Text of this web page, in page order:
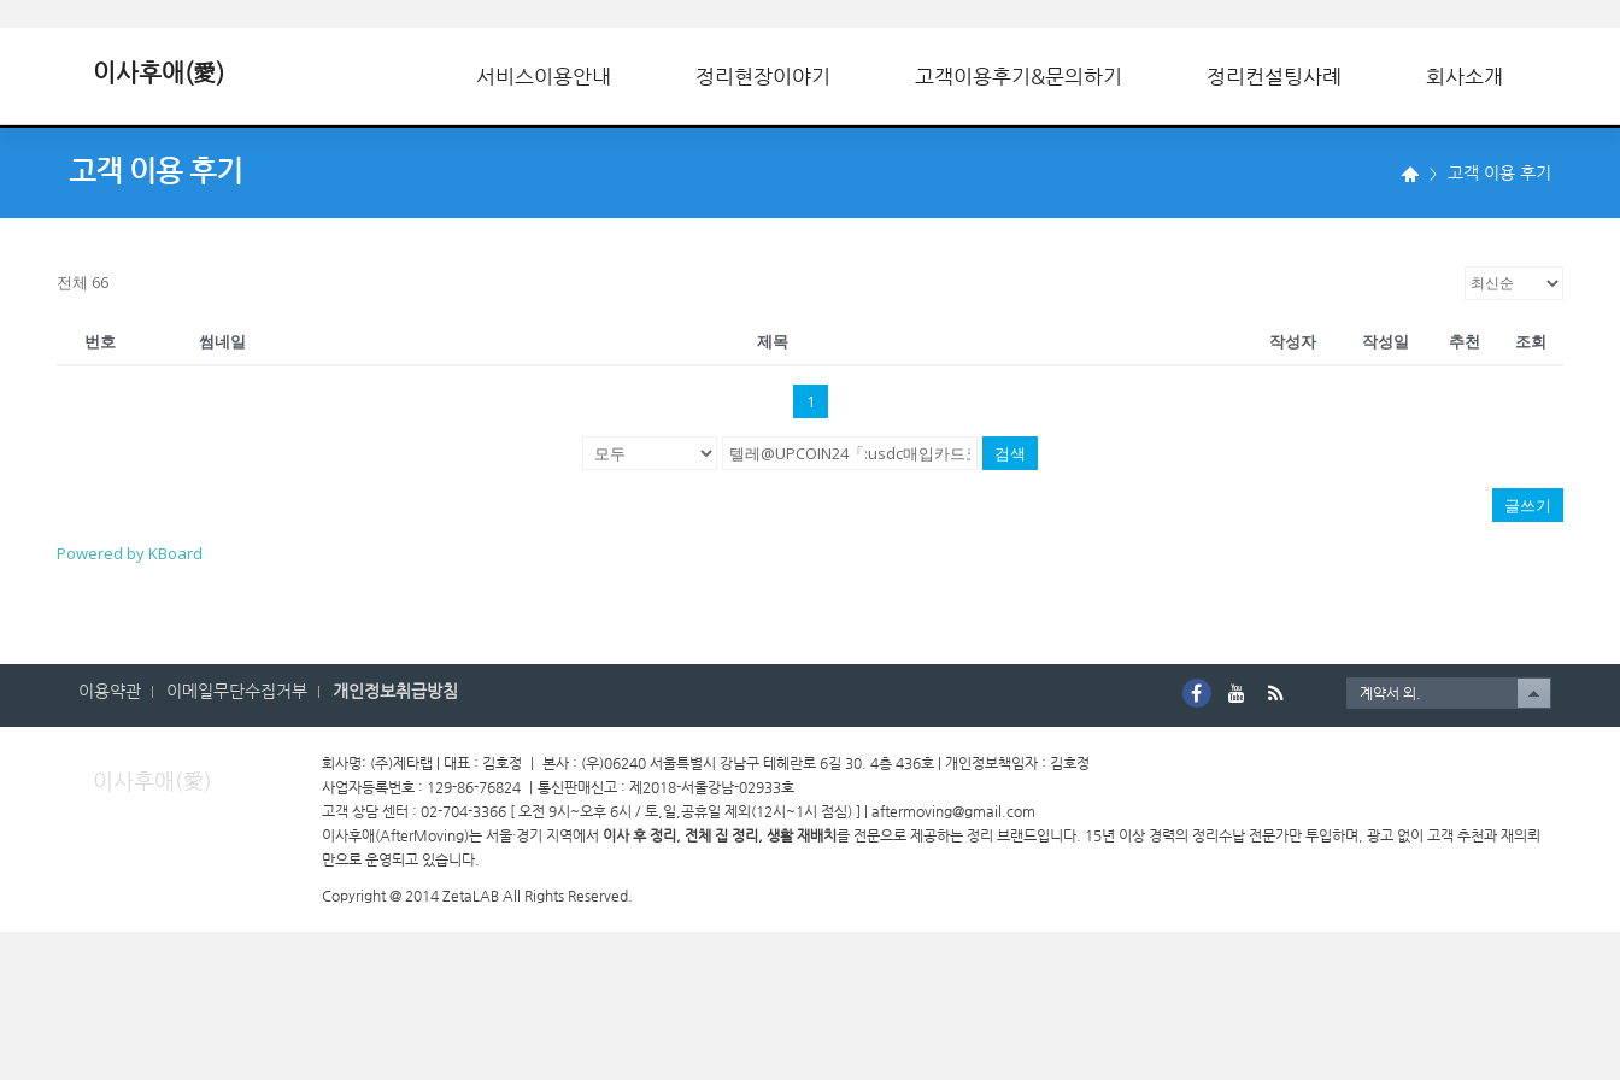
이사후애(愛) 서비스이용안내 정리현장이야기 고객이용후기&문의하기 정리컨설팅사례 회사소개
고객 이용 후기 고객 이용 후기
전체 66
번호 썸네일 제목 작성자 작성일 추천 조회
1
검색
글쓰기
Powered by KBoard
이용약관 이메일무단수집거부 개인정보취급방침 계약서 외.
이사후애(愛)
회사명: (주)제타랩 | 대표 : 김호정 ㅣ 본사 : (우)06240 서울특별시 강남구 테헤란로 6길 30. 4층 436호 | 개인정보책임자 : 김호정
사업자등록번호 : 129-86-76824 ㅣ통신판매신고 : 제2018-서울강남-02933호
고객 상담 센터 : 02-704-3366 [ 오전 9시~오후 6시 / 토,일,공휴일 제외(12시~1시 점심) ] | aftermoving@gmail.com
이사후애(AfterMoving)는 서울·경기 지역에서 이사 후 정리, 전체 집 정리, 생활 재배치 를 전문으로 제공하는 정리 브랜드입니다. 15년 이상 경력의 정리수납 전문가만 투입하며, 광고 없이 고객 추천과 재의뢰
만으로 운영되고 있습니다.
Copyright @ 2014 ZetaLAB All Rights Reserved.